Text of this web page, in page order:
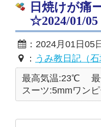
日焼けが痛
☆2024/01/05
：2024月01日05
： うみ教日記（石
最高気温:23℃
スーツ:5mmワン